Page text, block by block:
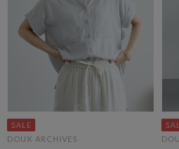
DOUX ARCHIVES